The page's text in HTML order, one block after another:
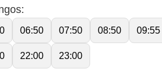
06:50 07:50 08:50 09:55
22:00 23:00